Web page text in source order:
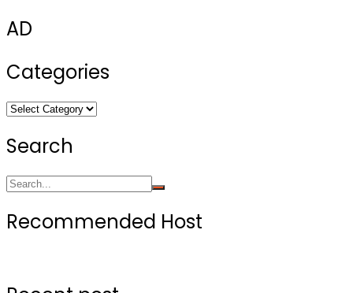
AD
Categories
Categories
Search
Recommended Host